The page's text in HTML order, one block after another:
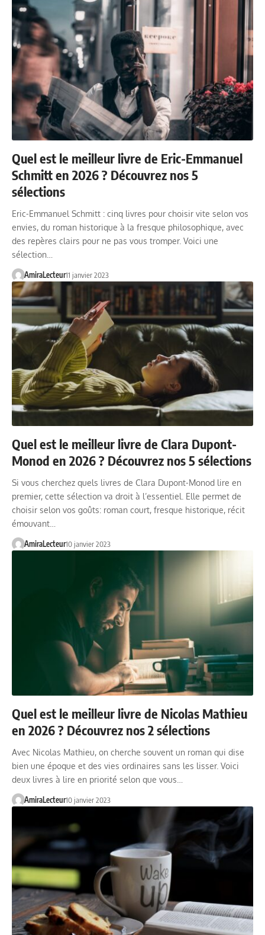
Quel est le meilleur livre de Eric-Emmanuel
Schmitt en 2026 ? Découvrez nos 5
sélections
Eric-Emmanuel Schmitt : cinq livres pour choisir vite selon vos
envies, du roman historique à la fresque philosophique, avec
des repères clairs pour ne pas vous tromper. Voici une
sélection…
AmiraLecteur11 janvier 2023
Quel est le meilleur livre de Clara Dupont-
Monod en 2026 ? Découvrez nos 5 sélections
Si vous cherchez quels livres de Clara Dupont-Monod lire en
premier, cette sélection va droit à l’essentiel. Elle permet de
choisir selon vos goûts: roman court, fresque historique, récit
émouvant…
AmiraLecteur10 janvier 2023
Quel est le meilleur livre de Nicolas Mathieu
en 2026 ? Découvrez nos 2 sélections
Avec Nicolas Mathieu, on cherche souvent un roman qui dise
bien une époque et des vies ordinaires sans les lisser. Voici
deux livres à lire en priorité selon que vous…
AmiraLecteur10 janvier 2023